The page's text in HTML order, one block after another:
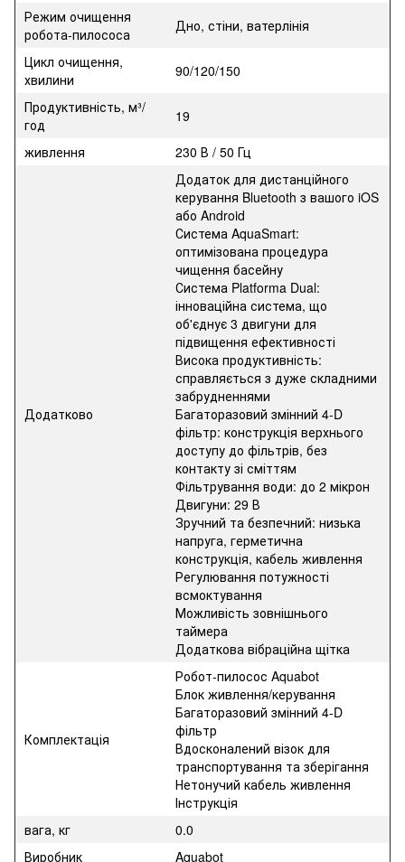
Режим очищення
робота-пилососа
Дно, стіни, ватерлінія
Цикл очищення,
хвилини
90/120/150
Продуктивність, м³/
год
19
живлення
230 В / 50 Гц
Додатково
Додаток для дистанційного
керування Bluetooth з вашого iOS
або Android
Система AquaSmart:
оптимізована процедура
чищення басейну
Система Platforma Dual:
інноваційна система, що
об'єднує 3 двигуни для
підвищення ефективності
Висока продуктивність:
справляється з дуже складними
забрудненнями
Багаторазовий змінний 4-D
фільтр: конструкція верхнього
доступу до фільтрів, без
контакту зі сміттям
Фільтрування води: до 2 мікрон
Двигуни: 29 В
Зручний та безпечний: низька
напруга, герметична
конструкція, кабель живлення
Регулювання потужності
всмоктування
Можливість зовнішнього
таймера
Додаткова вібраційна щітка
Комплектація
Робот-пилосос Aquabot
Блок живлення/керування
Багаторазовий змінний 4-D
фільтр
Вдосконалений візок для
транспортування та зберігання
Нетонучий кабель живлення
Інструкція
вага, кг
0.0
Виробник
Aquabot